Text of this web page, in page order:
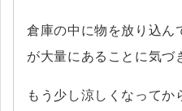
倉庫の中に物を放り込ん
が大量にあることに気づ
もう少し涼しくなってか